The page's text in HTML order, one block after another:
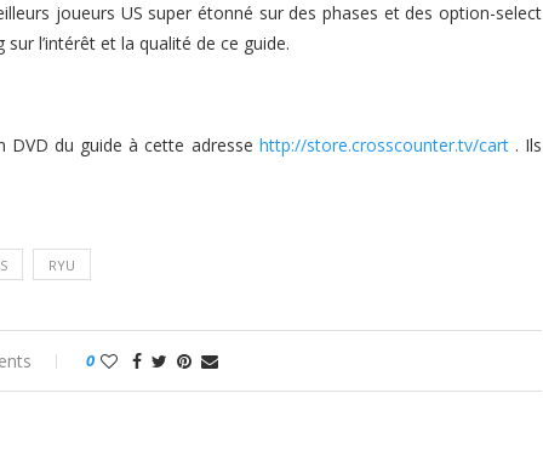
joueurs US super étonné sur des phases et des option-select
l’intérêt et la qualité de ce guide.
DVD du guide à cette adresse http://store.crosscounter.tv/cart. Ils
RYU
0